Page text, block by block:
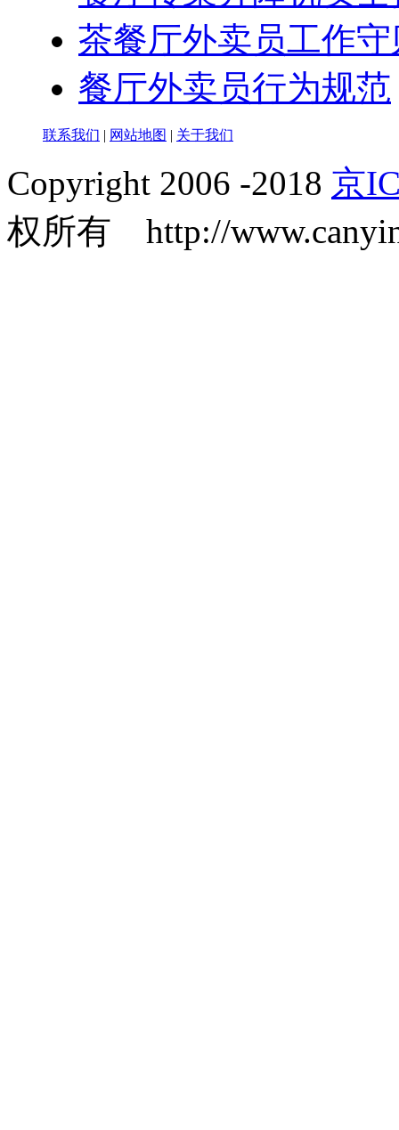
茶餐厅外卖员工作守
餐厅外卖员行为规范
联系我们 | 网站地图 | 关于我们
Copyright 2006 -2018 京
权所有 http://